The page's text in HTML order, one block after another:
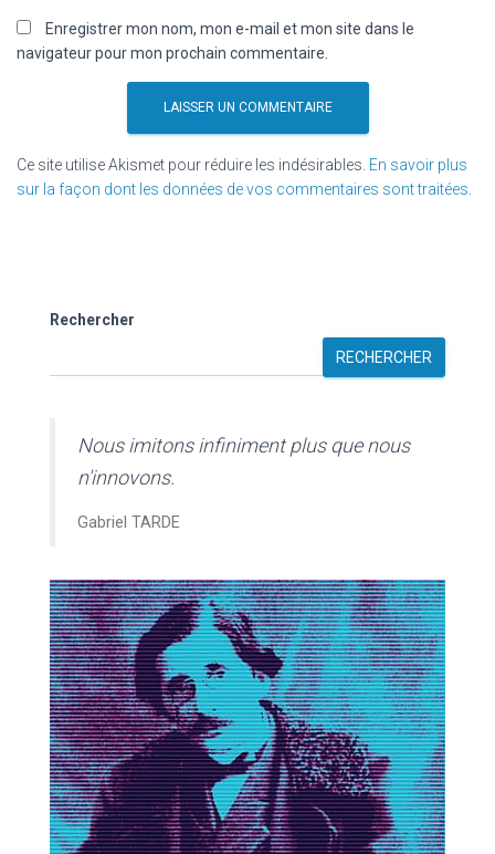
Enregistrer mon nom, mon e-mail et mon site dans le
navigateur pour mon prochain commentaire.
Ce site utilise Akismet pour réduire les indésirables. En savoir plus
sur la façon dont les données de vos commentaires sont traitées
Rechercher
RECHERCHER
Nous imitons infiniment plus que nous
n'innovons.
Gabriel TARDE